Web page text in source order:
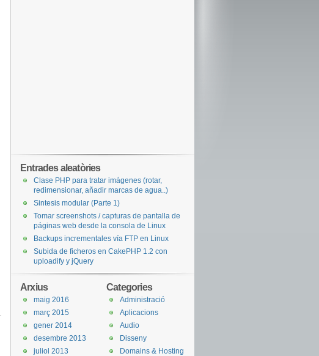
Entrades aleatòries
Clase PHP para tratar imágenes (rotar,
redimensionar, añadir marcas de agua..)
Sintesis modular (Parte 1)
Tomar screenshots / capturas de pantalla de
páginas web desde la consola de Linux
Backups incrementales vía FTP en Linux
Subida de ficheros en CakePHP 1.2 con
uploadify y jQuery
Categories
Administració
Aplicacions
Audio
Disseny
Domains & Hosting
Arxius
maig 2016
març 2015
gener 2014
desembre 2013
juliol 2013